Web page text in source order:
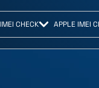
IMEI CHECK APPLE IMEI